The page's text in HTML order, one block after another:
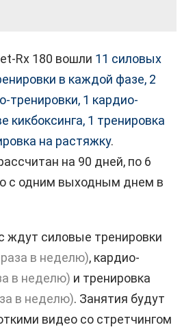
Rx 180 вошли 11 силовых
в каждой фазе, 2
тренировки, 1 кардио-
кикбоксинга, 1 тренировка
на растяжку.
на 90 дней, по 6
с одним выходным днем в
ждут силовые тренировки
в неделю), кардио-
в неделю) и тренировка
в неделю). Занятия будут
видео со стретчингом